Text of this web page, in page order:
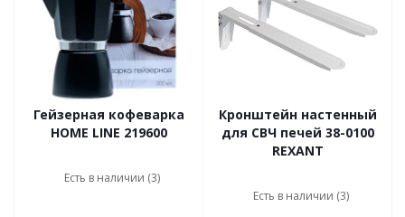
Гейзерная кофеварка
HOME LINE 219600
Есть в наличии (3)
Кронштейн настенный
для СВЧ печей 38-0100
REXANT
Есть в наличии (3)